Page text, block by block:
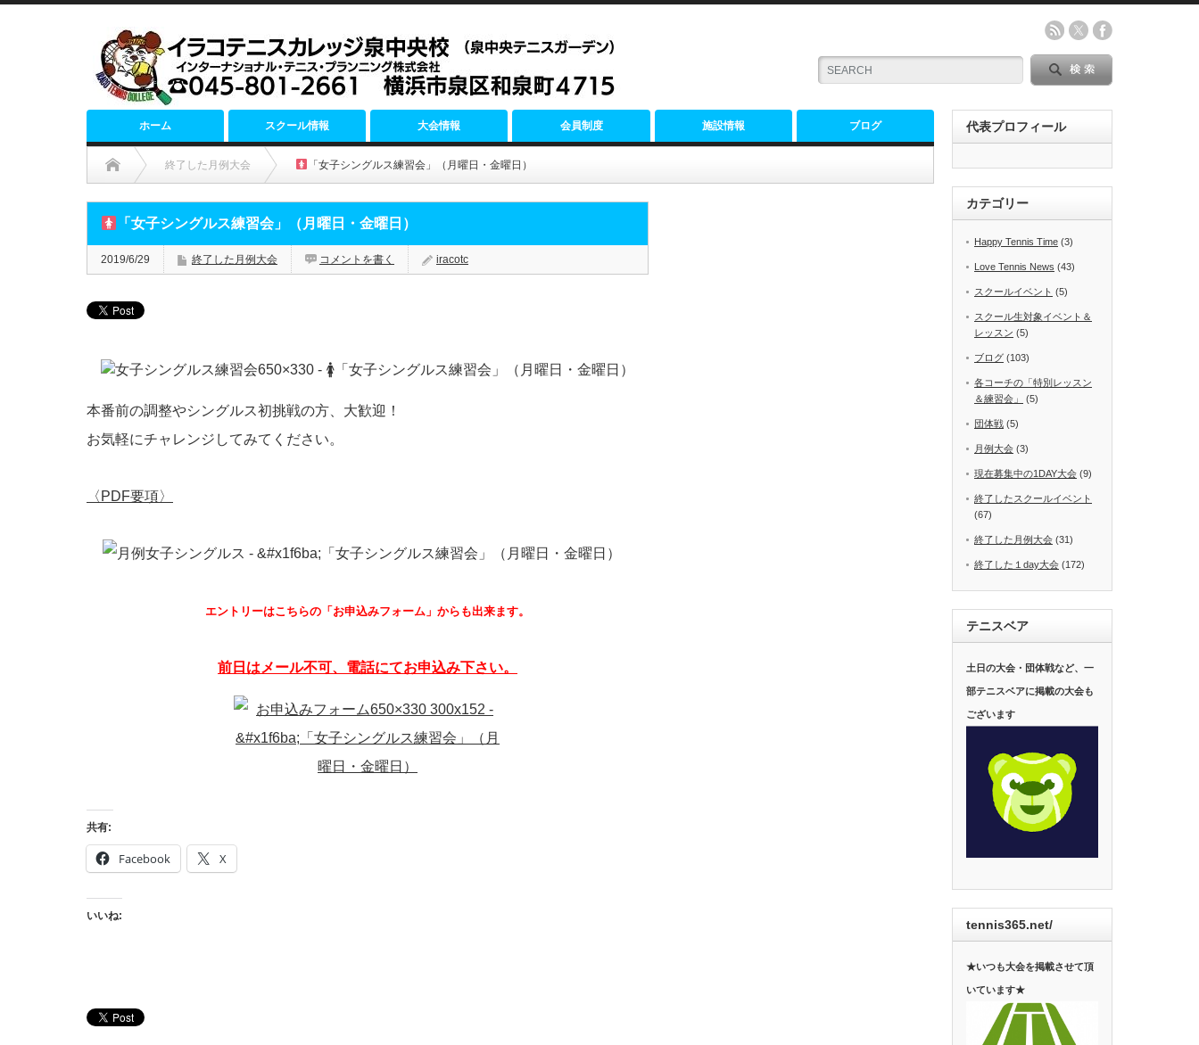
ホーム スクール情報 大会情報 会員制度 施設情報 ブログ
終了した月例大会 「女子シングルス練習会」（月曜日・金曜日）
「女子シングルス練習会」（月曜日・金曜日）
2019/6/29 終了した月例大会 コメントを書く iracotc
本番前の調整やシングルス初挑戦の方、大歓迎！
お気軽にチャレンジしてみてください。
〈PDF要項〉
エントリーはこちらの「お申込みフォーム」からも出来ます。
前日はメール不可、電話にてお申込み下さい。
共有:
Facebook X
いいね:
代表プロフィール
カテゴリー
Happy Tennis Time (3)
Love Tennis News (43)
スクールイベント (5)
スクール生対象イベント＆
レッスン (5)
ブログ (103)
各コーチの「特別レッスン
＆練習会」
(5)
団体戦 (5)
月例大会 (3)
現在募集中の1DAY大会 (9)
終了したスクールイベント
(67)
終了した月例大会 (31)
終了した１day大会 (172)
テニスベア
土日の大会・団体戦など、一
部テニスベアに掲載の大会も
ございます
tennis365.net/
★いつも大会を掲載させて頂
いています★